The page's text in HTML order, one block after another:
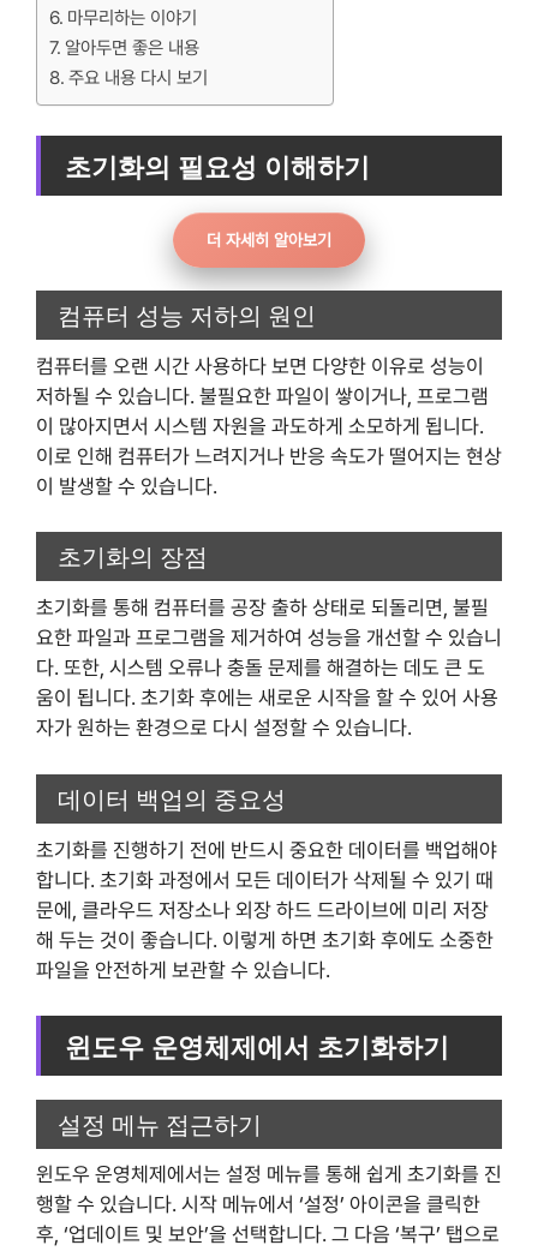
마무리하는 이야기
알아두면 좋은 내용
주요 내용 다시 보기
초기화의 필요성 이해하기
더 자세히 알아보기
컴퓨터 성능 저하의 원인
컴퓨터를 오랜 시간 사용하다 보면 다양한 이유로 성능이
저하될 수 있습니다. 불필요한 파일이 쌓이거나, 프로그램
이 많아지면서 시스템 자원을 과도하게 소모하게 됩니다.
이로 인해 컴퓨터가 느려지거나 반응 속도가 떨어지는 현상
이 발생할 수 있습니다.
초기화의 장점
초기화를 통해 컴퓨터를 공장 출하 상태로 되돌리면, 불필
요한 파일과 프로그램을 제거하여 성능을 개선할 수 있습니
다. 또한, 시스템 오류나 충돌 문제를 해결하는 데도 큰 도
움이 됩니다. 초기화 후에는 새로운 시작을 할 수 있어 사용
자가 원하는 환경으로 다시 설정할 수 있습니다.
데이터 백업의 중요성
초기화를 진행하기 전에 반드시 중요한 데이터를 백업해야
합니다. 초기화 과정에서 모든 데이터가 삭제될 수 있기 때
문에, 클라우드 저장소나 외장 하드 드라이브에 미리 저장
해 두는 것이 좋습니다. 이렇게 하면 초기화 후에도 소중한
파일을 안전하게 보관할 수 있습니다.
윈도우 운영체제에서 초기화하기
설정 메뉴 접근하기
윈도우 운영체제에서는 설정 메뉴를 통해 쉽게 초기화를 진
행할 수 있습니다. 시작 메뉴에서 ‘설정’ 아이콘을 클릭한
후, ‘업데이트 및 보안’을 선택합니다. 그 다음 ‘복구’ 탭으로